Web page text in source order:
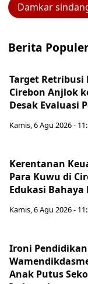
Damkar
Berita
Target
Cirebon Anjlok
Desak Evaluasi
Kamis, 6 Agu 2026 -
Kerentanan
Para Kuwu di
Edukasi
Kamis, 6 Agu 2026 -
Ironi
Anak Putus